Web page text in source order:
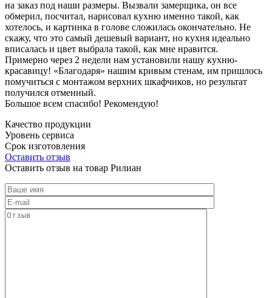
на заказ под наши размеры. Вызвали замерщика, он все
обмерил, посчитал, нарисовал кухню именно такой, как
хотелось, и картинка в голове сложилась окончательно. Не
скажу, что это самый дешевый вариант, но кухня идеально
вписалась и цвет выбрала такой, как мне нравится.
Примерно через 2 недели нам установили нашу кухню-
красавицу! «Благодаря» нашим кривым стенам, им пришлось
помучиться с монтажом верхних шкафчиков, но результат
получился отменный.
Большое всем спасибо! Рекомендую!
Качество продукции
Уровень сервиса
Срок изготовления
Оставить отзыв
Оставить отзыв на товар Рилиан